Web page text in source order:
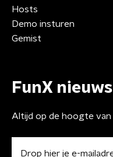
Hosts
Demo insturen
Gemist
FunX
Altijd op de hoogte van